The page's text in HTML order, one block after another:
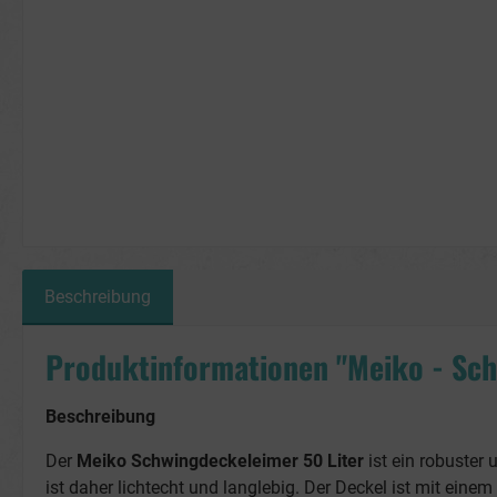
Beschreibung
Produktinformationen "Meiko -
Beschreibung
Der Meiko Schwingdeckeleimer 50 Liter ist ein robuster
ist daher lichtecht und langlebig. Der Deckel ist mit